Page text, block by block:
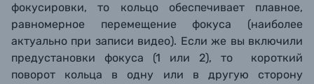
фокусировки, то кольцо обеспечивает плавное,
равномерное перемещение фокуса (наиболее
актуально при записи видео). Если же вы включили
предустановки фокуса (1 или 2), то короткий
поворот кольца в одну или в другую сторону